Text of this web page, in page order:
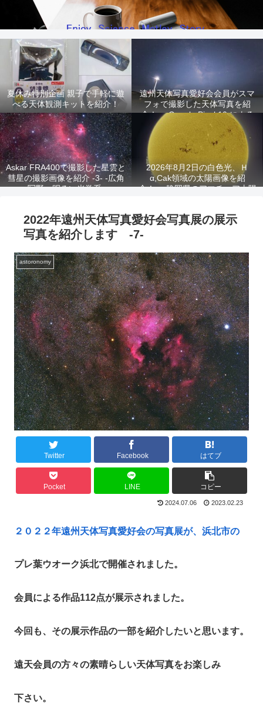
夏休み特別企画 親子で手軽に遊
べる天体観測キットを紹介！
遠州天体写真愛好会会員がスマ
フォで撮影した天体写真を紹
介！ -Google Pixel 10 による
星景写真-
Askar FRA400で撮影した星雲と
彗星の撮影画像を紹介 -3- -広角
写野、明るい光学系-
2026年8月2日の白色光、Ｈ
α,Cak領域の太陽画像を紹
介！ -静岡県のアマチュア太陽
2022年遠州天体写真愛好会写真展の展示
写真を紹介します -7-
astoronomy
Twitter Facebook はてブ
Pocket LINE コピー
2024.07.06 2023.02.23
２０２２年遠州天体写真愛好会の写真展が、浜北市の
プレ葉ウオーク浜北で開催されました。
会員による作品112点が展示されました。
今回も、その展示作品の一部を紹介したいと思います。
遠天会員の方々の素晴らしい天体写真をお楽しみ
下さい。